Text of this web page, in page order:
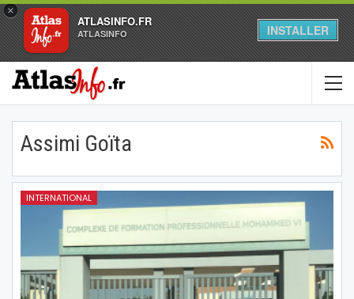
×
ATLASINFO.FR
ATLASINFO INSTALLER
Assimi Goïta
INTERNATIONAL